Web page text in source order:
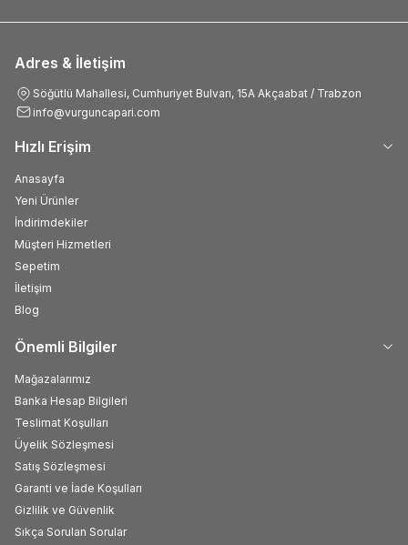
Adres & İletişim
Söğütlü Mahallesi, Cumhuriyet Bulvarı, 15A Akçaabat / Trabzon
info@vurguncapari.com
Hızlı Erişim
Anasayfa
Yeni Ürünler
İndirimdekiler
Müşteri Hizmetleri
Sepetim
İletişim
Blog
Önemli Bilgiler
Mağazalarımız
Banka Hesap Bilgileri
Teslimat Koşulları
Üyelik Sözleşmesi
Satış Sözleşmesi
Garanti ve İade Koşulları
Gizlilik ve Güvenlik
Sıkça Sorulan Sorular